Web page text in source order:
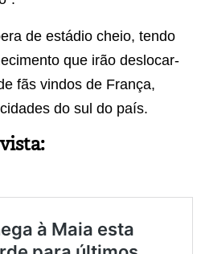
de estádio cheio, tendo
que irão deslocar-
fãs vindos de França,
do sul do país.